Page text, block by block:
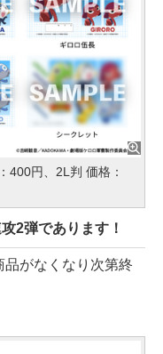
400円、2L判 価格：
2弾であります！
がなくなり次第終